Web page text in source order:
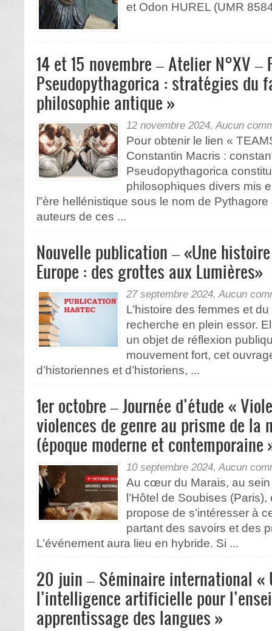
et Odon HUREL (UMR
14 et 15 novembre – Atelier N°XV –
Pseudopythagorica : stratégies du
philosophie antique »
12 novembre 2024,Aucun
Pour obtenir le lien «
Constantin Macris :
Pseudopythagorica
philosophiques divers mis
l‟ère hellénistique sous le nom de
auteurs de ces ...
Nouvelle publication – «Une
Europe : des grottes aux Lumières»
27 septembre 2024,Aucun
L’histoire des femmes et
recherche en plein essor.
un objet de réflexion
mouvement fort, cet
d’historiennes et d’historiens, ...
1er octobre – Journée d’étude «
violences de genre au prisme de la
(époque moderne et contemporaine
10 septembre 2024,Aucun
Au cœur du Marais, au
l’Hôtel de Soubises
propose de s’intéresser à
partant des savoirs et des
L’événement aura lieu en hybride. Si ...
20 juin – Séminaire international «
l’intelligence artificielle pour
apprentissage des langues »